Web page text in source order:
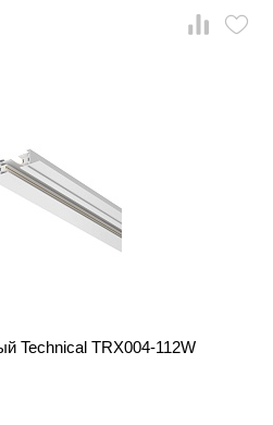
Technical TRX004-112W